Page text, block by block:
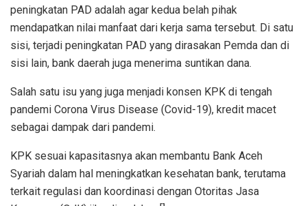
peningkatan PAD adalah agar kedua belah pihak
mendapatkan nilai manfaat dari kerja sama tersebut. Di satu
sisi, terjadi peningkatan PAD yang dirasakan Pemda dan di
sisi lain, bank daerah juga menerima suntikan dana.
Salah satu isu yang juga menjadi konsen KPK di tengah
pandemi Corona Virus Disease (Covid-19), kredit macet
sebagai dampak dari pandemi.
KPK sesuai kapasitasnya akan membantu Bank Aceh
Syariah dalam hal meningkatkan kesehatan bank, terutama
terkait regulasi dan koordinasi dengan Otoritas Jasa